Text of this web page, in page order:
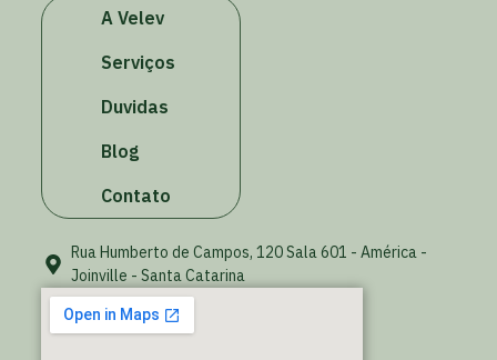
A Velev
Serviços
Duvidas
Blog
Contato
Rua Humberto de Campos, 120 Sala 601 - América -
Joinville - Santa Catarina